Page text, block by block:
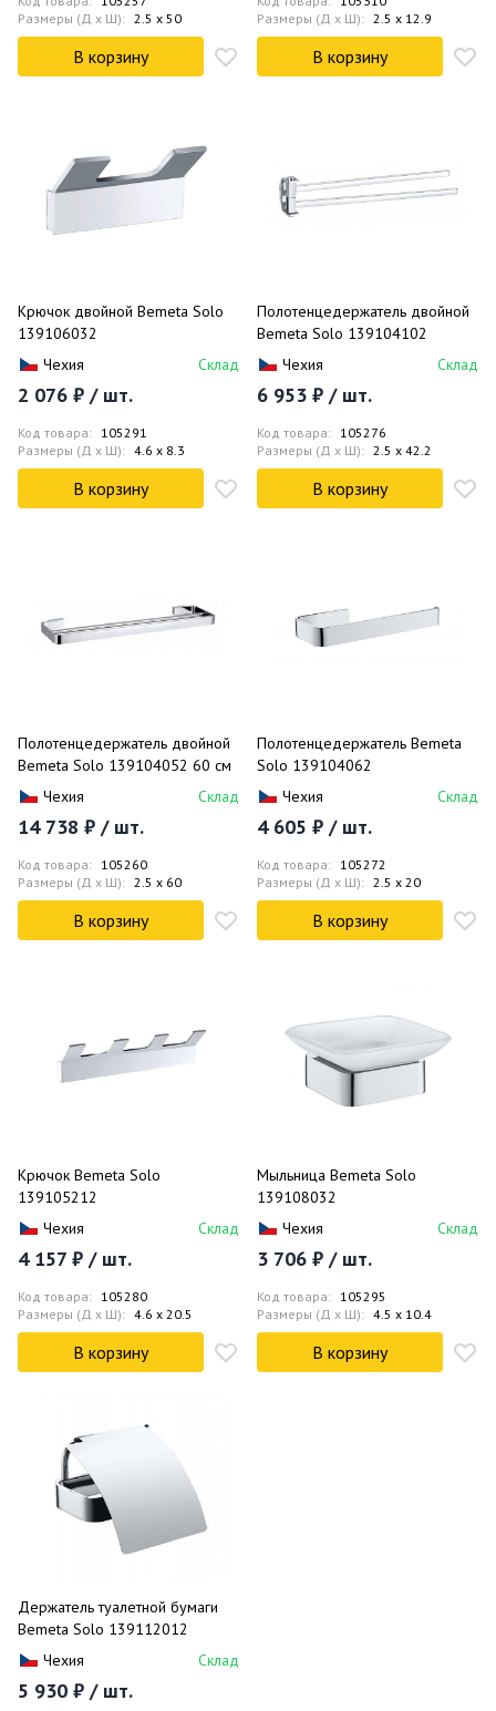
Размеры (Д x Ш): 2.5 x 50
В корзину
Размеры (Д x Ш): 2.5 x 12.9
В корзину
Крючок двойной Bemeta Solo
139106032
Чехия
Склад
2 076 ₽ / шт.
Код товара: 105291
Размеры (Д x Ш): 4.6 x 8.3
В корзину
Полотенцедержатель двойной
Bemeta Solo 139104102
Чехия
Склад
6 953 ₽ / шт.
Код товара: 105276
Размеры (Д x Ш): 2.5 x 42.2
В корзину
Полотенцедержатель двойной
Bemeta Solo 139104052 60 см
Чехия
Склад
14 738 ₽ / шт.
Код товара: 105260
Размеры (Д x Ш): 2.5 x 60
В корзину
Полотенцедержатель Bemeta
Solo 139104062
Чехия
Склад
4 605 ₽ / шт.
Код товара: 105272
Размеры (Д x Ш): 2.5 x 20
В корзину
Крючок Bemeta Solo
139105212
Чехия
Склад
4 157 ₽ / шт.
Код товара: 105280
Размеры (Д x Ш): 4.6 x 20.5
В корзину
Мыльница Bemeta Solo
139108032
Чехия
Склад
3 706 ₽ / шт.
Код товара: 105295
Размеры (Д x Ш): 4.5 x 10.4
В корзину
Держатель туалетной бумаги
Bemeta Solo 139112012
Чехия
Склад
5 930 ₽ / шт.